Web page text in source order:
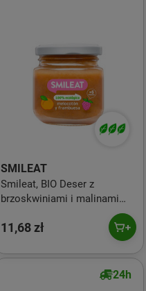
SMILEAT
Smileat, BIO Deser z
brzoskwiniami i malinami
11,68 zł
24h